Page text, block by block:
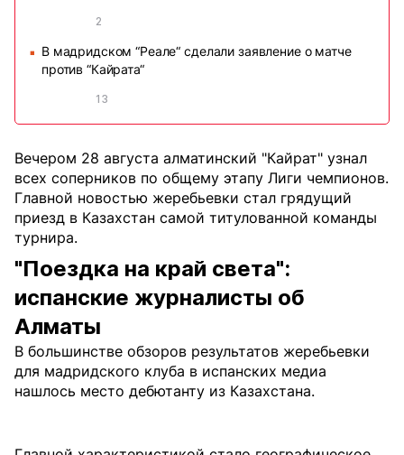
2
■
В мадридском “Реале“ сделали заявление о матче
против “Кайрата“
13
Вечером 28 августа алматинский "Кайрат" узнал
всех соперников по общему этапу Лиги чемпионов.
Главной новостью жеребьевки стал грядущий
приезд в Казахстан самой титулованной команды
турнира.
"Поездка на край света":
испанские журналисты об
Алматы
В большинстве обзоров результатов жеребьевки
для мадридского клуба в испанских медиа
нашлось место дебютанту из Казахстана.